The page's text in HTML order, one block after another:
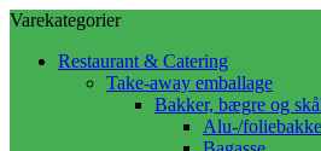
Varekategorier
Restaurant & Catering
Take-away emballage
Bakker, bægre og
Alu-/foliebakke